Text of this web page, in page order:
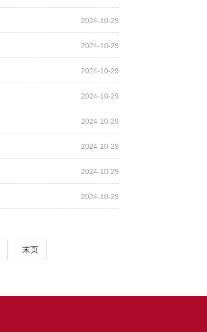
2024-10-29
2024-10-29
2024-10-29
2024-10-29
2024-10-29
2024-10-29
2024-10-29
2024-10-29
末页